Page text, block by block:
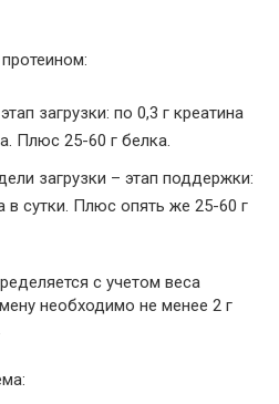
загрузки: по 0,3 г креатина
Плюс 25-60 г белка.
загрузки – этап поддержки:
в сутки. Плюс опять же 25-60 г
с учетом веса
необходимо не менее 2 г